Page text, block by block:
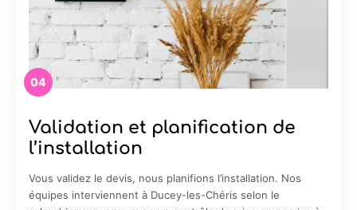
04
Validation et planification de
l’installation
Vous validez le devis, nous planifions l’installation. Nos
équipes interviennent à Ducey-les-Chéris selon le